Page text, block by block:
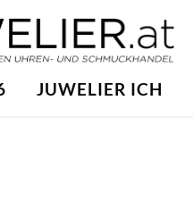
JUWELIER ICH